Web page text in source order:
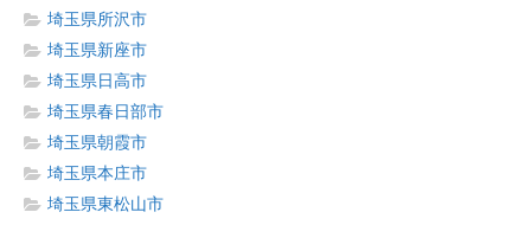
埼玉県所沢市
埼玉県新座市
埼玉県日高市
埼玉県春日部市
埼玉県朝霞市
埼玉県本庄市
埼玉県東松山市